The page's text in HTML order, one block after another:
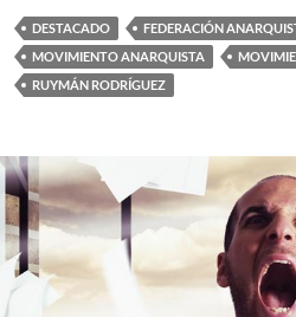
DESTACADO
FEDERACIÓN
MOVIMIENTO ANARQUISTA
RUYMÁN RODRÍGUEZ